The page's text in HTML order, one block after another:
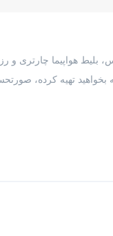
بلیط هواپیما
تهیه کرده،